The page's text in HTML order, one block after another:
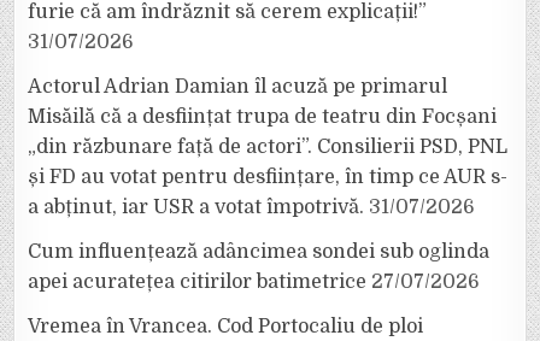
furie că am îndrăznit să cerem explicații!”
31/07/2026
Actorul Adrian Damian îl acuză pe primarul
Misăilă că a desființat trupa de teatru din Focșani
„din răzbunare față de actori”. Consilierii PSD, PNL
și FD au votat pentru desființare, în timp ce AUR s-
a abținut, iar USR a votat împotrivă. 31/07/2026
Cum influențează adâncimea sondei sub oglinda
apei acuratețea citirilor batimetrice 27/07/2026
Vremea în Vrancea. Cod Portocaliu de ploi